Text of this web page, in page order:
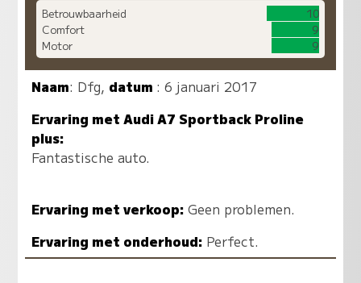
Betrouwbaarheid
10
Comfort
9
Motor
9
Naam: Dfg, datum : 6 januari 2017
Ervaring met Audi A7 Sportback Proline
plus:
Fantastische auto.
Ervaring met verkoop: Geen problemen.
Ervaring met onderhoud: Perfect.